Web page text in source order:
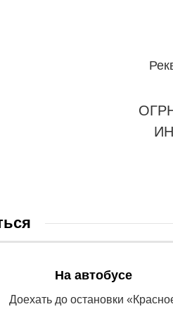
На автобусе
Доехать до остановки